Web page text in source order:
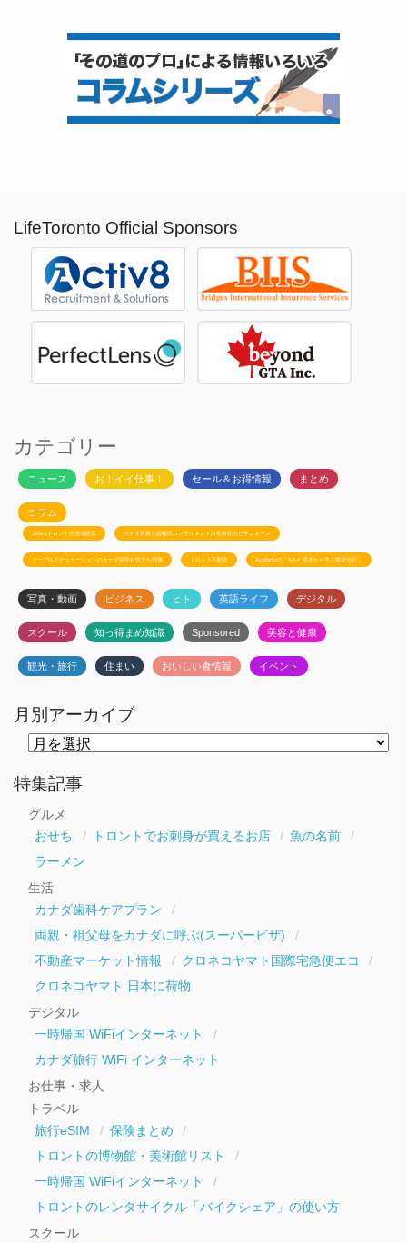
LifeToronto Official Sponsors
カテゴリー
ニュース お！イイ仕事！ セール＆お得情報 まとめ
コラム
JSSのトロント生活相談室 カナダ政府公認移民コンサルタント白石有紀のビザニュース
メープルエデュケーションのカナダ留学お役立ち情報 トロント不動産 Ayudanteの「GA4: 基本から学ぶ最新分析」
写真・動画 ビジネス ヒト 英語ライフ デジタル
スクール 知っ得まめ知識 Sponsored 美容と健康
観光・旅行 住まい おいしい食情報 イベント
月別アーカイブ
ー
カ
特集記事
グルメ
おせち
トロントでお刺身が買えるお店
魚の名前
ラーメン
生活
カナダ歯科ケアプラン
両親・祖父母をカナダに呼ぶ(スーパービザ)
不動産マーケット情報
クロネコヤマト国際宅急便エコ
クロネコヤマト 日本に荷物
デジタル
一時帰国 WiFiインターネット
カナダ旅行 WiFi インターネット
お仕事・求人
トラベル
旅行eSIM
保険まとめ
トロントの博物館・美術館リスト
一時帰国 WiFiインターネット
トロントのレンタサイクル「バイクシェア」の使い方
スクール